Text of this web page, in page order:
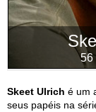
56
Skeet Ulrich é um
seus papéis na